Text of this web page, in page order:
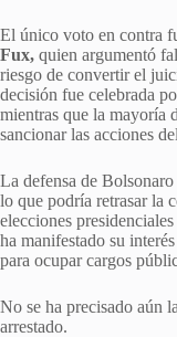
El único voto en contra
Fux, quien argumentó
riesgo de convertir el
decisión fue celebrada
mientras que la mayoría
sancionar las acciones
La defensa de
lo que podría retrasar la
elecciones
ha manifestado su
para ocupar cargos
No se ha precisado aún
arrestado.